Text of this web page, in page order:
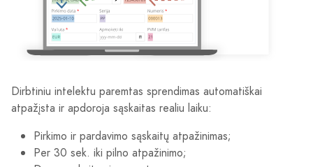
Dirbtiniu intelektu paremtas sprendimas automatiškai
atpažįsta ir apdoroja sąskaitas realiu laiku:
Pirkimo ir pardavimo sąskaitų atpažinimas;
Per 30 sek. iki pilno atpažinimo;